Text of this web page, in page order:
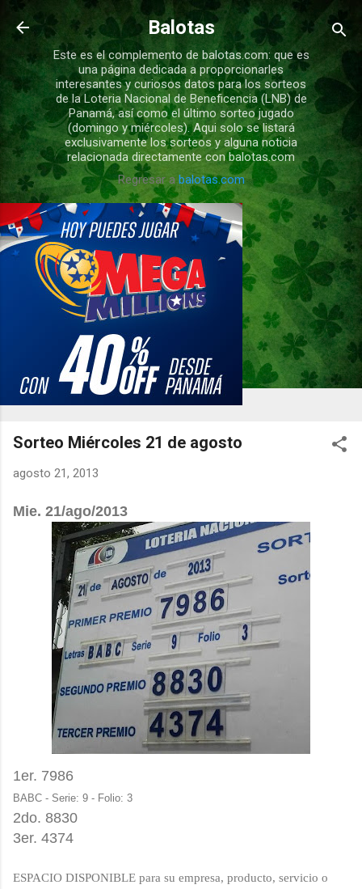
Ir al contenido principal
Balotas
Este es el complemento de balotas.com: que es
una página dedicada a proporcionarles
interesantes y curiosos datos para los sorteos
de la Loteria Nacional de Beneficencia (LNB) de
Panamá, así como el último sorteo jugado
(domingo y miércoles). Aqui solo se listará
exclusivamente los sorteos y alguna noticia
relacionada directamente con balotas.com
Regresar a balotas.com
Sorteo Miércoles 21 de agosto
agosto 21, 2013
Mie. 21/ago/2013
1er. 7986
BABC - Serie: 9 - Folio: 3
2do. 8830
3er. 4374
ESPACIO DISPONIBLE para su empresa, producto, servicio o